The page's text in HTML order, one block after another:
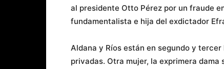
al presidente Otto Pérez por un fraude
fundamentalista e hija del exdictador
Aldana y Ríos están en segundo y
privadas. Otra mujer, la exprimera